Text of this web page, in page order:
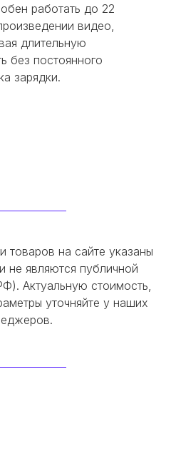
работать до 22
видео,
длительную
без постоянного
зарядки.
товаров на сайте указаны
не являются публичной
Актуальную стоимость,
уточняйте у наших